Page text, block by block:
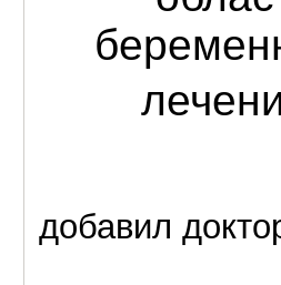
добавил